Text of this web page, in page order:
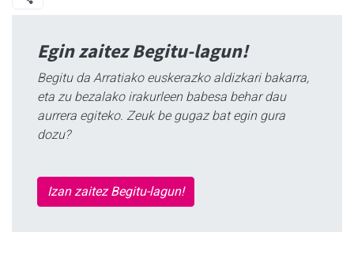
Egin zaitez Begitu-lagun!
Begitu da Arratiako euskerazko aldizkari bakarra,
eta zu bezalako irakurleen babesa behar dau
aurrera egiteko. Zeuk be gugaz bat egin gura
dozu?
Izan zaitez Begitu-lagun!